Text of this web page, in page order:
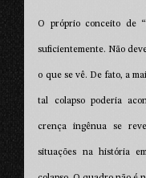
O próprio conceito de
suficientemente. Não
o que se vê. De fato, a
tal colapso poderia
crença ingênua se
situações na história